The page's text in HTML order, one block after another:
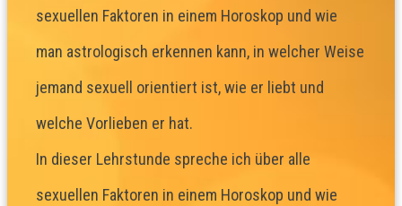
sexuellen Faktoren in einem Horoskop und wie
man astrologisch erkennen kann, in welcher Weise
jemand sexuell orientiert ist, wie er liebt und
welche Vorlieben er hat.
In dieser Lehrstunde spreche ich über alle
sexuellen Faktoren in einem Horoskop und wie